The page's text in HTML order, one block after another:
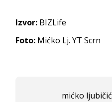
Izvor: BIZLife
Foto: Mićko Lj. YT Scrn
mićko ljubičić